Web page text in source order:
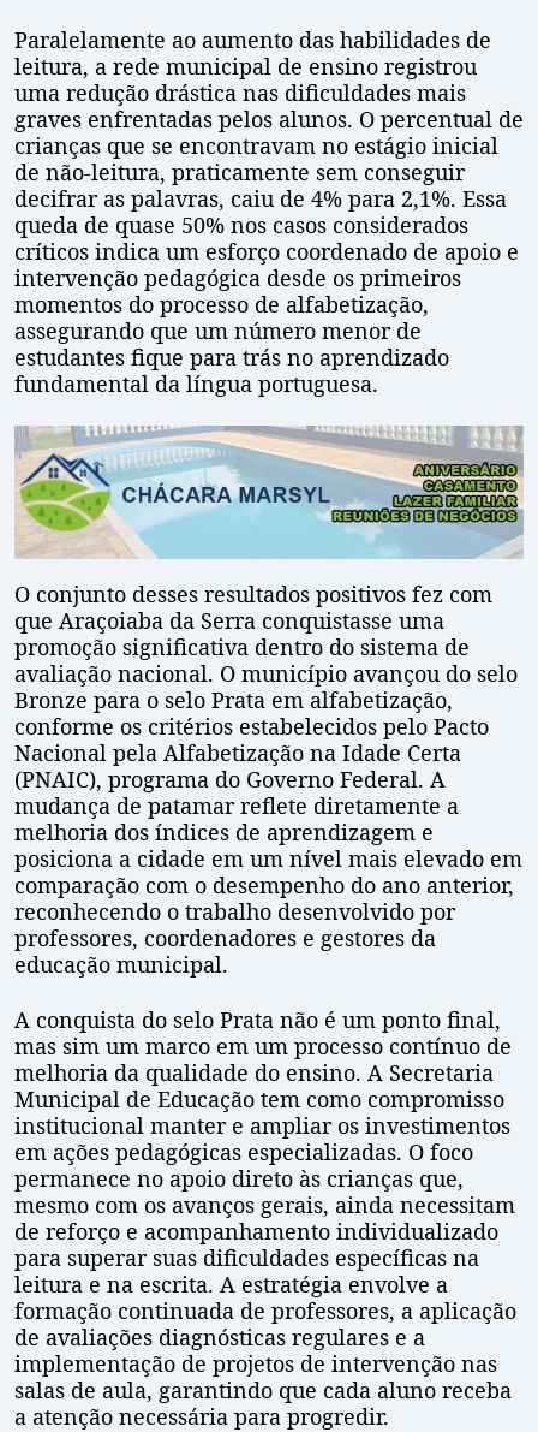
Paralelamente ao aumento das habilidades de
leitura, a rede municipal de ensino registrou
uma redução drástica nas dificuldades mais
graves enfrentadas pelos alunos. O percentual de
crianças que se encontravam no estágio inicial
de não-leitura, praticamente sem conseguir
decifrar as palavras, caiu de 4% para 2,1%. Essa
queda de quase 50% nos casos considerados
críticos indica um esforço coordenado de apoio e
intervenção pedagógica desde os primeiros
momentos do processo de alfabetização,
assegurando que um número menor de
estudantes fique para trás no aprendizado
fundamental da língua portuguesa.
O conjunto desses resultados positivos fez com
que Araçoiaba da Serra conquistasse uma
promoção significativa dentro do sistema de
avaliação nacional. O município avançou do selo
Bronze para o selo Prata em alfabetização,
conforme os critérios estabelecidos pelo Pacto
Nacional pela Alfabetização na Idade Certa
(PNAIC), programa do Governo Federal. A
mudança de patamar reflete diretamente a
melhoria dos índices de aprendizagem e
posiciona a cidade em um nível mais elevado em
comparação com o desempenho do ano anterior,
reconhecendo o trabalho desenvolvido por
professores, coordenadores e gestores da
educação municipal.
A conquista do selo Prata não é um ponto final,
mas sim um marco em um processo contínuo de
melhoria da qualidade do ensino. A Secretaria
Municipal de Educação tem como compromisso
institucional manter e ampliar os investimentos
em ações pedagógicas especializadas. O foco
permanece no apoio direto às crianças que,
mesmo com os avanços gerais, ainda necessitam
de reforço e acompanhamento individualizado
para superar suas dificuldades específicas na
leitura e na escrita. A estratégia envolve a
formação continuada de professores, a aplicação
de avaliações diagnósticas regulares e a
implementação de projetos de intervenção nas
salas de aula, garantindo que cada aluno receba
a atenção necessária para progredir.